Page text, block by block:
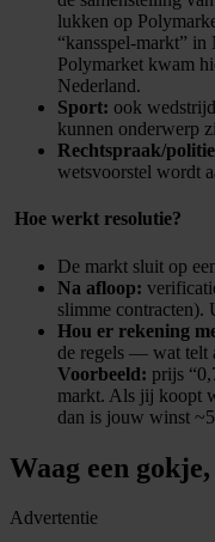
lukken op
“kansspel-markt”
Polymarket kwam
Nederland.
Sport: ook
kunnen onderwerp
Rechtspraak/
wetsvoorstel wordt
​ Hoe werkt resolutie?
De markt sluit op
Na afloop:
slimme contracten).
Hou er rekening
de regels — wat telt
Voorbeeld: prijs
markt. Als jij koopt
dan is jouw winst
Waag een
Advertentie